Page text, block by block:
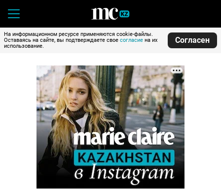
На информационном ресурсе применяются cookie-файлы.
Оставаясь на сайте, вы подтверждаете свое согласие на их
использование.
Согласен